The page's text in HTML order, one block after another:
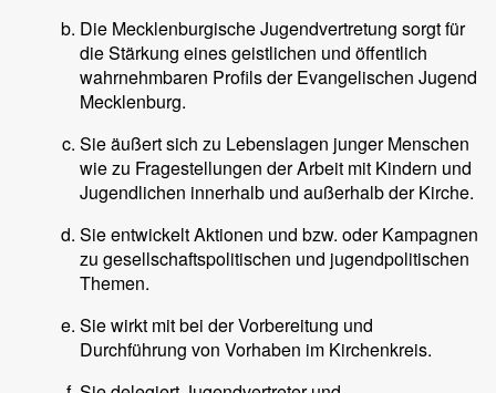
Die Mecklenburgische Jugendvertretung sorgt für
die Stärkung eines geistlichen und öffentlich
wahrnehmbaren Profils der Evangelischen Jugend
Mecklenburg.
Sie äußert sich zu Lebenslagen junger Menschen
wie zu Fragestellungen der Arbeit mit Kindern und
Jugendlichen innerhalb und außerhalb der Kirche.
Sie entwickelt Aktionen und bzw. oder Kampagnen
zu gesellschaftspolitischen und jugendpolitischen
Themen.
Sie wirkt mit bei der Vorbereitung und
Durchführung von Vorhaben im Kirchenkreis.